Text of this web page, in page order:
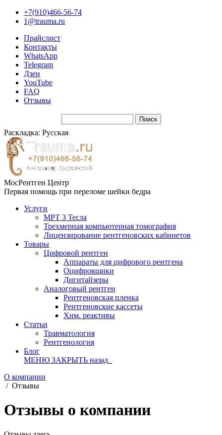
+7(910)466-56-74
1@trauma.ru
Прайслист
Контакты
WhatsApp
Telegram
Дзен
YouTube
FAQ
Отзывы
Раскладка: Русская
МосРентген Центр
Первая помощь при переломе шейки бедра
Услуги
МРТ 3 Тесла
Трехмерная компьютерная томография
Лицензирование рентгеновских кабинетов
Товары
Цифровой рентген
Аппараты для цифрового рентгена
Оцифровщики
Дигитайзеры
Аналоговый рентген
Рентгеновская пленка
Рентгеновские кассеты
Хим. реактивы
Статьи
Травматология
Рентгенология
Блог
МЕНЮ ЗАКРЫТЬ назад
О компании
/ Отзывы
Отзывы о компании